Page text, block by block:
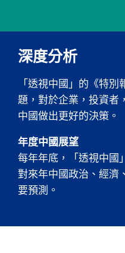
深度分析
「透視中國」的《特
題，對於企業，投資者
中國做出更好的決策。
年度中國展望
每年年底，「透視中國
對來年中國政治、經濟
要預測。